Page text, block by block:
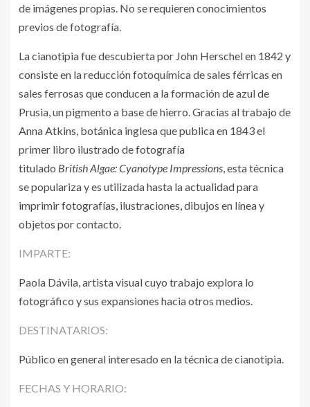
de imágenes propias. No se requieren conocimientos
previos de fotografía.
La cianotipia fue descubierta por John Herschel en 1842 y
consiste en la reducción fotoquímica de sales férricas en
sales ferrosas que conducen a la formación de azul de
Prusia, un pigmento a base de hierro. Gracias al trabajo de
Anna Atkins, botánica inglesa que publica en 1843 el
primer libro ilustrado de fotografía
titulado British Algae: Cyanotype Impressions , esta técnica
se populariza y es utilizada hasta la actualidad para
imprimir fotografías, ilustraciones, dibujos en línea y
objetos por contacto.
IMPARTE:
Paola Dávila, artista visual cuyo trabajo explora lo
fotográfico y sus expansiones hacia otros medios.
DESTINATARIOS:
Público en general interesado en la técnica de cianotipia.
FECHAS Y HORARIO: